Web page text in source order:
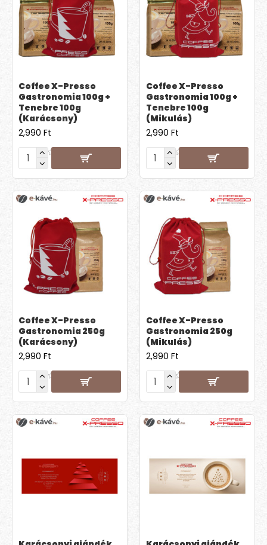
Coffee X-Presso
Gastronomia 100g +
Tenebre 100g
(Karácsony)
2,990 Ft
Coffee X-Presso
Gastronomia 100g +
Tenebre 100g
(Mikulás)
2,990 Ft
Coffee X-Presso
Gastronomia 250g
(Karácsony)
2,990 Ft
Coffee X-Presso
Gastronomia 250g
(Mikulás)
2,990 Ft